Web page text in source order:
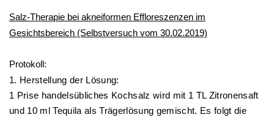
Salz-Therapie bei akneiformen Effloreszenzen im
Gesichtsbereich (Selbstversuch vom 30.02.2019)
Protokoll:
1. Herstellung der Lösung:
1 Prise handelsübliches Kochsalz wird mit 1 TL Zitronensaft
und 10 ml Tequila als Trägerlösung gemischt. Es folgt die